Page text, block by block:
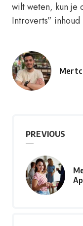
wilt weten, kun je
Introverts”
PREVIOUS